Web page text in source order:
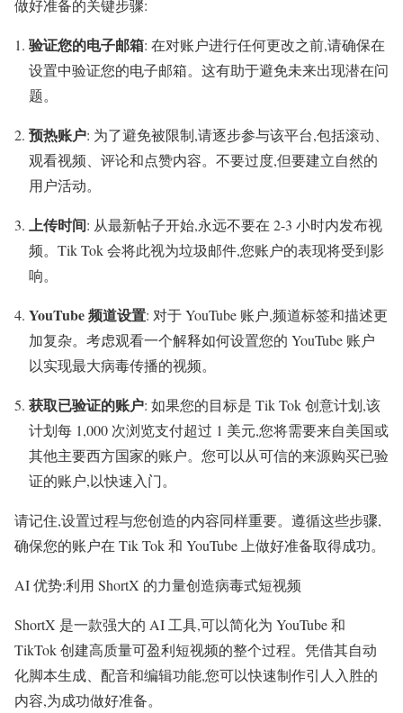
做好准备的关键步骤:
验证您的电子邮箱: 在对账户进行任何更改之前,请确保在
设置中验证您的电子邮箱。这有助于避免未来出现潜在问
题。
预热账户: 为了避免被限制,请逐步参与该平台,包括滚动、
观看视频、评论和点赞内容。不要过度,但要建立自然的
用户活动。
上传时间: 从最新帖子开始,永远不要在 2-3 小时内发布视
频。Tik Tok 会将此视为垃圾邮件,您账户的表现将受到影
响。
YouTube 频道设置: 对于 YouTube 账户,频道标签和描述更
加复杂。考虑观看一个解释如何设置您的 YouTube 账户
以实现最大病毒传播的视频。
获取已验证的账户: 如果您的目标是 Tik Tok 创意计划,该
计划每 1,000 次浏览支付超过 1 美元,您将需要来自美国或
其他主要西方国家的账户。您可以从可信的来源购买已验
证的账户,以快速入门。
请记住,设置过程与您创造的内容同样重要。遵循这些步骤,
确保您的账户在 Tik Tok 和 YouTube 上做好准备取得成功。
AI 优势:利用 ShortX 的力量创造病毒式短视频
ShortX 是一款强大的 AI 工具,可以简化为 YouTube 和
TikTok 创建高质量可盈利短视频的整个过程。凭借其自动
化脚本生成、配音和编辑功能,您可以快速制作引人入胜的
内容,为成功做好准备。